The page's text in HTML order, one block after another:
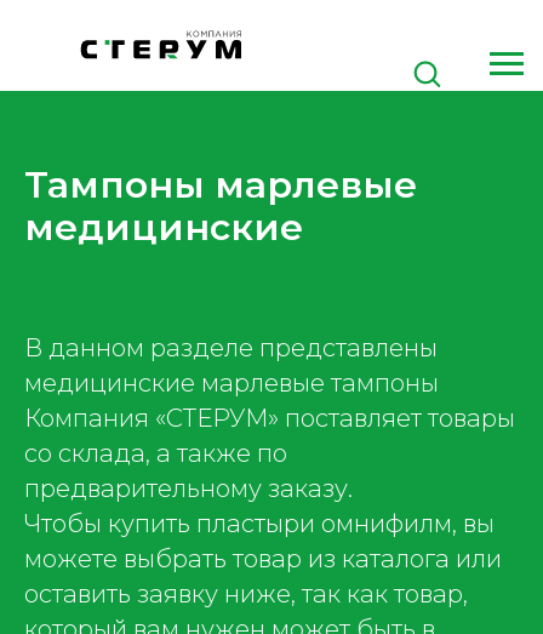
Тампоны марлевые
медицинские
В данном разделе представлены
медицинские марлевые тампоны
Компания «СТЕРУМ» поставляет товары
со склада, а также по
предварительному заказу.
Чтобы купить пластыри омнифилм, вы
можете выбрать товар из каталога или
оставить заявку ниже, так как товар,